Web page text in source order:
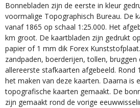
Bonnebladen zijn de eerste in kleur
voormalige Topographisch Bureau. De
vanaf 1865 op schaal 1:25.000. Het
km groot. De kaartbladen zijn gedrukt
papier of 1 mm dik Forex
zandpaden, boerderijen, tollen, bruggen
allereerste stafkaarten afgebeeld.
het maken van deze kaarten. Daarna is
topografische kaarten gemaakt. De
zijn gemaakt rond de vorige